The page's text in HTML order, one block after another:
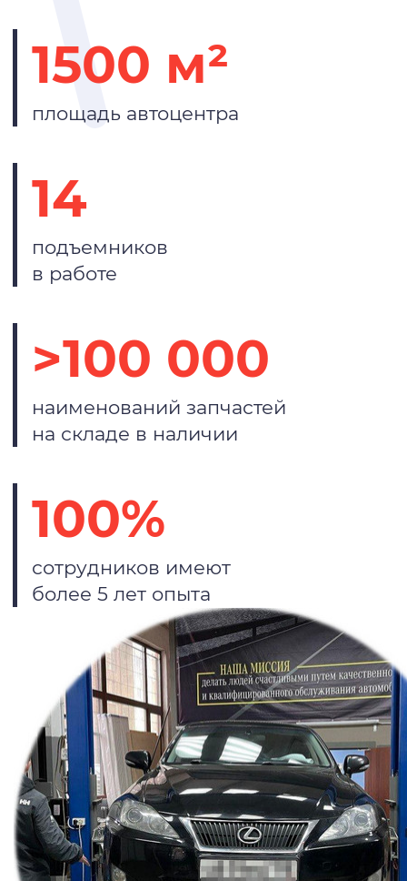
1500 м²
площадь автоцентра
14
подъемников
в работе
>100 000
наименований запчастей
на складе в наличии
100%
сотрудников имеют
более 5 лет опыта